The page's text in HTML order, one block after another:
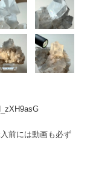
前には動画も必ず